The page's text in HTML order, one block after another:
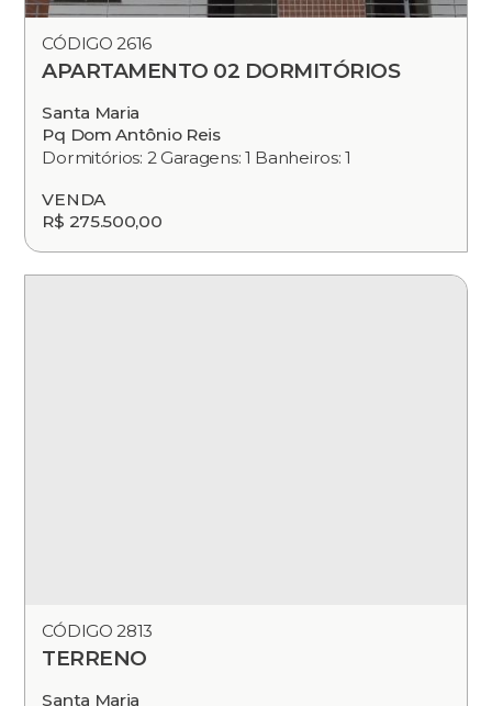
CÓDIGO 2616
APARTAMENTO 02 DORMITÓRIOS
Santa Maria
Pq Dom Antônio Reis
Dormitórios: 2 Garagens: 1 Banheiros: 1
VENDA
R$ 275.500,00
CÓDIGO 2813
TERRENO
Santa Maria